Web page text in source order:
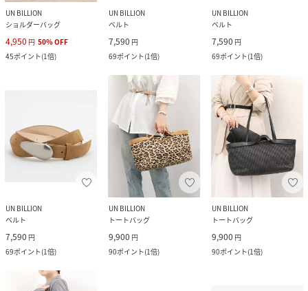
UN BILLION
ショルダーバッグ
4,950 円 50%OFF
45ポイント(1倍)
UN BILLION
ベルト
7,590 円
69ポイント(1倍)
UN BILLION
ベルト
7,590 円
69ポイント(1倍)
UN BILLION
ベルト
7,590 円
69ポイント(1倍)
UN BILLION
トートバッグ
9,900 円
90ポイント(1倍)
UN BILLION
トートバッグ
9,900 円
90ポイント(1倍)